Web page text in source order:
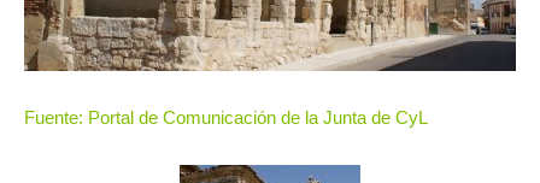
Fuente: Portal de Comunicación de la Junta de CyL